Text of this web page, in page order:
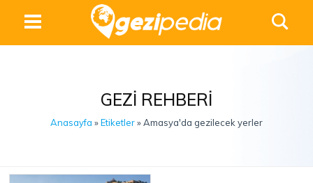
GEZI REHBERI
Anasayfa »Etiketler» Amasya'da gezilecek yerler